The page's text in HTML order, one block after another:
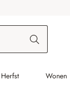
Herfst Wonen